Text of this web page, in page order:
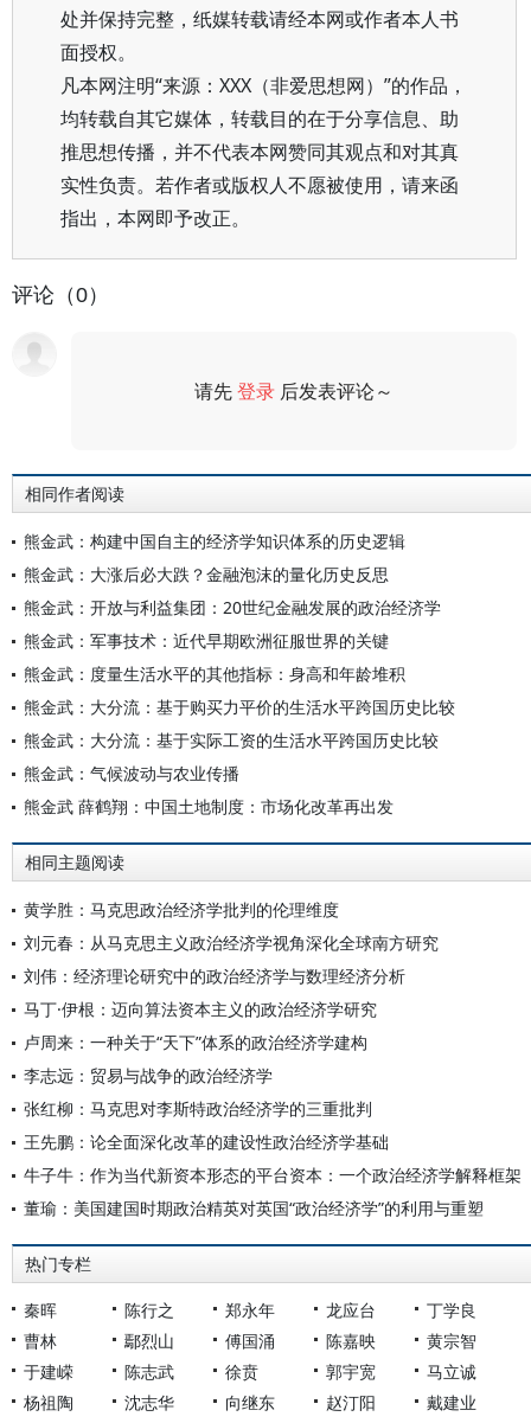
处并保持完整，纸媒转载请经本网或作者本人书
面授权。
凡本网注明“来源：XXX（非爱思想网）”的作品，
均转载自其它媒体，转载目的在于分享信息、助
推思想传播，并不代表本网赞同其观点和对其真
实性负责。若作者或版权人不愿被使用，请来函
指出，本网即予改正。
评论（0）
请先登录 后发表评论～
相同作者阅读
熊金武：构建中国自主的经济学知识体系的历史逻辑
熊金武：大涨后必大跌？金融泡沫的量化历史反思
熊金武：开放与利益集团：20世纪金融发展的政治经济学
熊金武：军事技术：近代早期欧洲征服世界的关键
熊金武：度量生活水平的其他指标：身高和年龄堆积
熊金武：大分流：基于购买力平价的生活水平跨国历史比较
熊金武：大分流：基于实际工资的生活水平跨国历史比较
熊金武：气候波动与农业传播
熊金武 薛鹤翔：中国土地制度：市场化改革再出发
相同主题阅读
黄学胜：马克思政治经济学批判的伦理维度
刘元春：从马克思主义政治经济学视角深化全球南方研究
刘伟：经济理论研究中的政治经济学与数理经济分析
马丁·伊根：迈向算法资本主义的政治经济学研究
卢周来：一种关于“天下”体系的政治经济学建构
李志远：贸易与战争的政治经济学
张红柳：马克思对李斯特政治经济学的三重批判
王先鹏：论全面深化改革的建设性政治经济学基础
牛子牛：作为当代新资本形态的平台资本：一个政治经济学解释框架
董瑜：美国建国时期政治精英对英国“政治经济学”的利用与重塑
热门专栏
秦晖 陈行之 郑永年 龙应台
丁学良
曹林
鄢烈山 傅国涌 陈嘉映
黄宗智
于建嵘
陈志武 徐贲 郭宇宽
马立诚
杨祖陶
沈志华 向继东 赵汀阳
戴建业